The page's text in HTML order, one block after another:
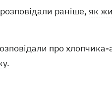
раніше, як
про хлопчика-